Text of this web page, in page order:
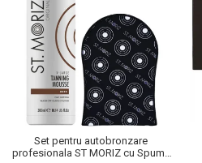
Set pentru autobronzare
profesionala ST MORIZ cu Spuma